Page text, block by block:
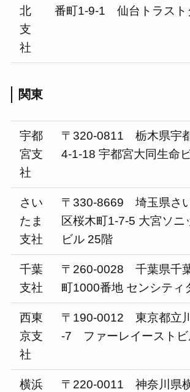
北
支
社
番町1-9-1 仙台トラスト
関東
宇都
宮支
社
〒320-0811 栃木県宇
4-1-18 宇都宮大同生命
さい
たま
支社
〒330-8669 埼玉県さ
区桜木町1-7-5 大宮ソニ
ビル 25階
千葉
支社
〒260-0028 千葉県千
町1000番地 センシティ
西東
京支
社
〒190-0012 東京都立
-7 ファーレイーストビ
横浜
〒220-0011 神奈川県